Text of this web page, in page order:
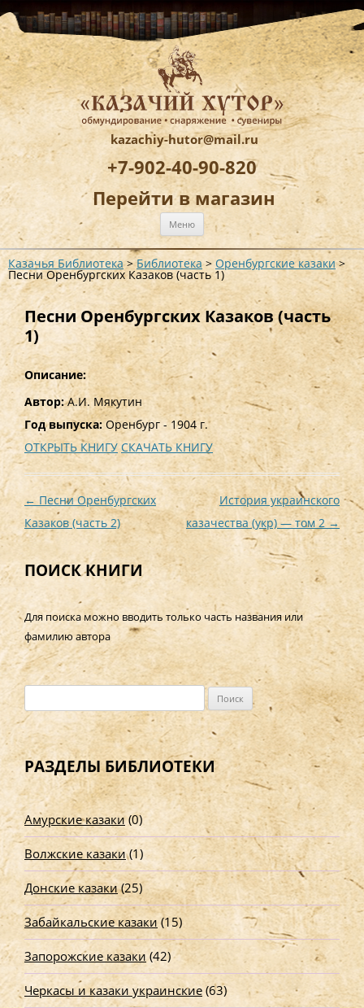
kazachiy-hutor@mail.ru
+7-902-40-90-820
Перейти в магазин
Меню Перейти
к
содержимому
Казачья Библиотека>Библиотека> Оренбургские казаки>
Песни Оренбургских Казаков (часть 1)
Песни Оренбургских Казаков (часть
1)
Описание:
Автор:А.И. Мякутин
Год выпуска: Оренбург - 1904 г.
ОТКРЫТЬ КНИГУ СКАЧАТЬ КНИГУ
Навигация
по
записям
← Песни Оренбургских
Казаков (часть 2)
История украинского
казачества (укр) — том 2→
ПОИСК КНИГИ
Для поиска можно вводить только часть названия или
фамилию автора
а
й
т
и
:
РАЗДЕЛЫ БИБЛИОТЕКИ
Амурские казаки(0)
Волжские казаки(1)
Донские казаки(25)
Забайкальские казаки(15)
Запорожские казаки(42)
Черкасы и казаки украинские (63)